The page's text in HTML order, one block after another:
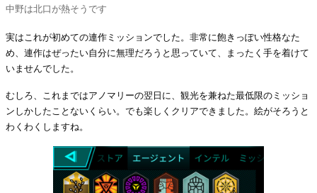
中野は北口が熱そうです
実はこれが初めての連作ミッションでした。非常に飽きっぽい性格なた
め、連作はぜったい自分に無理だろうと思っていて、まったく手を着けて
いませんでした。
むしろ、これまではアノマリーの翌日に、観光を兼ねた最低限のミッショ
ンしかしたことないくらい。でも楽しくクリアできました。絵がそろうと
わくわくしますね。